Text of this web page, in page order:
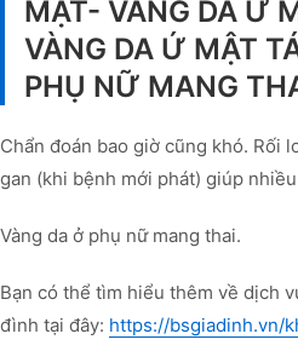
MẬT- VÀNG DA Ứ
VÀNG DA Ứ MẬT
PHỤ NỮ MANG
Chẩn đoán bao giờ cũng khó. Rối
gan (khi bệnh mới phát) giúp
Vàng da ở phụ nữ mang thai.
Bạn có thể tìm hiểu thêm về dịch
đình tại đây: https://bsgiadinh.vn/